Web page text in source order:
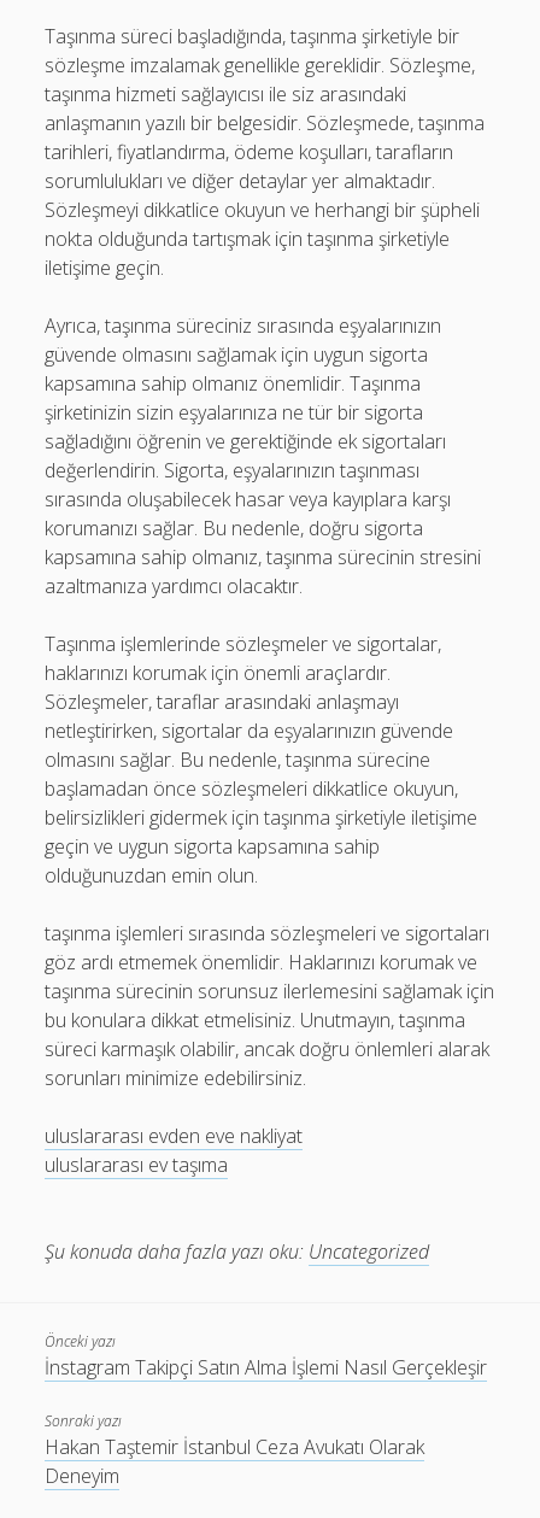
Taşınma süreci başladığında, taşınma şirketiyle bir
sözleşme imzalamak genellikle gereklidir. Sözleşme,
taşınma hizmeti sağlayıcısı ile siz arasındaki
anlaşmanın yazılı bir belgesidir. Sözleşmede, taşınma
tarihleri, fiyatlandırma, ödeme koşulları, tarafların
sorumlulukları ve diğer detaylar yer almaktadır.
Sözleşmeyi dikkatlice okuyun ve herhangi bir şüpheli
nokta olduğunda tartışmak için taşınma şirketiyle
iletişime geçin.
Ayrıca, taşınma süreciniz sırasında eşyalarınızın
güvende olmasını sağlamak için uygun sigorta
kapsamına sahip olmanız önemlidir. Taşınma
şirketinizin sizin eşyalarınıza ne tür bir sigorta
sağladığını öğrenin ve gerektiğinde ek sigortaları
değerlendirin. Sigorta, eşyalarınızın taşınması
sırasında oluşabilecek hasar veya kayıplara karşı
korumanızı sağlar. Bu nedenle, doğru sigorta
kapsamına sahip olmanız, taşınma sürecinin stresini
azaltmanıza yardımcı olacaktır.
Taşınma işlemlerinde sözleşmeler ve sigortalar,
haklarınızı korumak için önemli araçlardır.
Sözleşmeler, taraflar arasındaki anlaşmayı
netleştirirken, sigortalar da eşyalarınızın güvende
olmasını sağlar. Bu nedenle, taşınma sürecine
başlamadan önce sözleşmeleri dikkatlice okuyun,
belirsizlikleri gidermek için taşınma şirketiyle iletişime
geçin ve uygun sigorta kapsamına sahip
olduğunuzdan emin olun.
taşınma işlemleri sırasında sözleşmeleri ve sigortaları
göz ardı etmemek önemlidir. Haklarınızı korumak ve
taşınma sürecinin sorunsuz ilerlemesini sağlamak için
bu konulara dikkat etmelisiniz. Unutmayın, taşınma
süreci karmaşık olabilir, ancak doğru önlemleri alarak
sorunları minimize edebilirsiniz.
uluslararası evden eve nakliyat
uluslararası ev taşıma
Şu konuda daha fazla yazı oku: Uncategorized
Önceki yazı
İnstagram Takipçi Satın Alma İşlemi Nasıl Gerçekleşir
Sonraki yazı
Hakan Taştemir İstanbul Ceza Avukatı Olarak
Deneyim